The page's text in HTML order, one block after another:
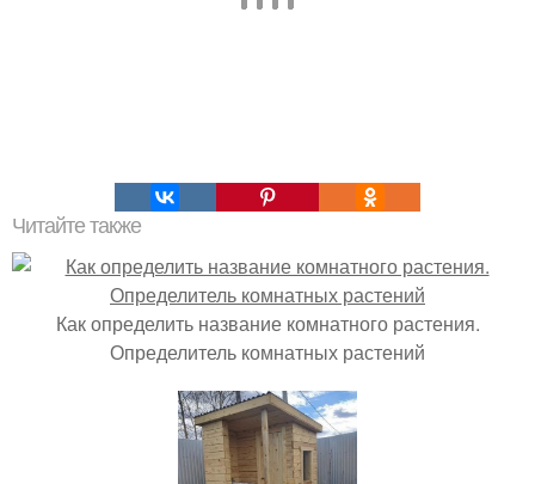
Читайте также
Как определить название комнатного растения.
Определитель комнатных растений